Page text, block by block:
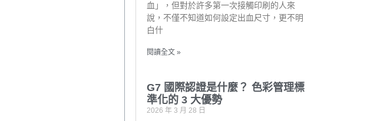
血」，但對於許多第一次接觸印刷的人來
說，不僅不知道如何設定出血尺寸，更不明
白什
閱讀全文 »
G7 國際認證是什麼？ 色彩管理標
準化的 3 大優勢
2026 年 3 月 28 日